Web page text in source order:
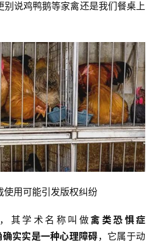
别说鸡鸭鹅等家禽还是我们餐桌上
使用可能引发版权纠纷
其学术名称叫做禽类恐惧症
确实实是一种心理障碍，它属于动